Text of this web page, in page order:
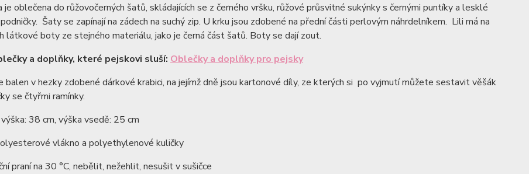
je oblečena do růžovočerných šatů, skládajících se z černého vršku, růžové průsvitné sukýnky s černými puntíky a lesklé
Šaty se zapínají na zádech na suchý zip. U krku jsou zdobené na přední části perlovým náhrdelníkem. Lili má na
látkové boty ze stejného materiálu, jako je černá část šatů. Boty se dají zout.
a doplňky, které pejskovi sluší: Oblečky a doplňky pro pejsky
balen v hezky zdobené dárkové krabici, na jejímž dně jsou kartonové díly, ze kterých si po vyjmutí můžete sestavit věšák
se čtyřmi ramínky.
38 cm, výška vsedě: 25 cm
vlákno a polyethylenové kuličky
praní na 30 °C, nebělit, nežehlit, nesušit v sušičce